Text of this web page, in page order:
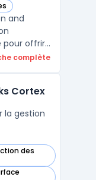
and Services dans
and
pour offrir
contre
pour
complète
Cortex
la gestion
des
dans cette